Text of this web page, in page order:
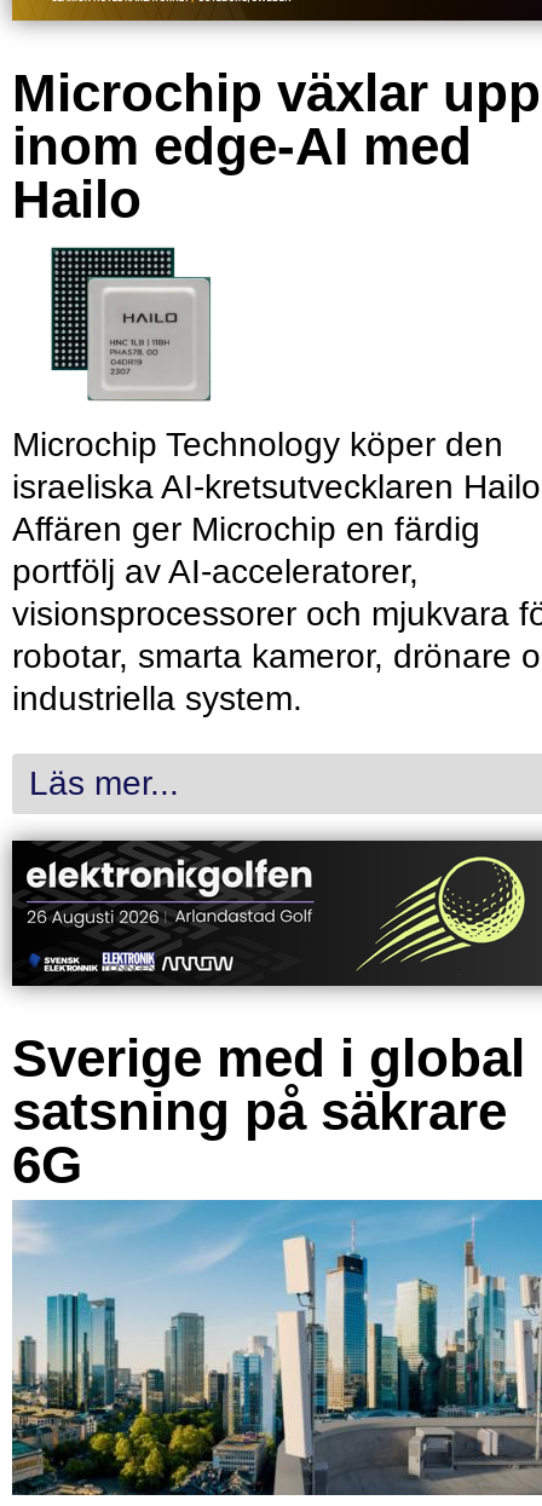
Microchip växlar upp
inom edge-AI med
Hailo
Microchip Technology köper den
israeliska AI-kretsutvecklaren
Affären ger Microchip en färdig
portfölj av AI-acceleratorer,
visionsprocessorer och mjukvara
robotar, smarta kameror, drönare
industriella system.
Läs mer...
Sverige med i global
satsning på säkrare
6G